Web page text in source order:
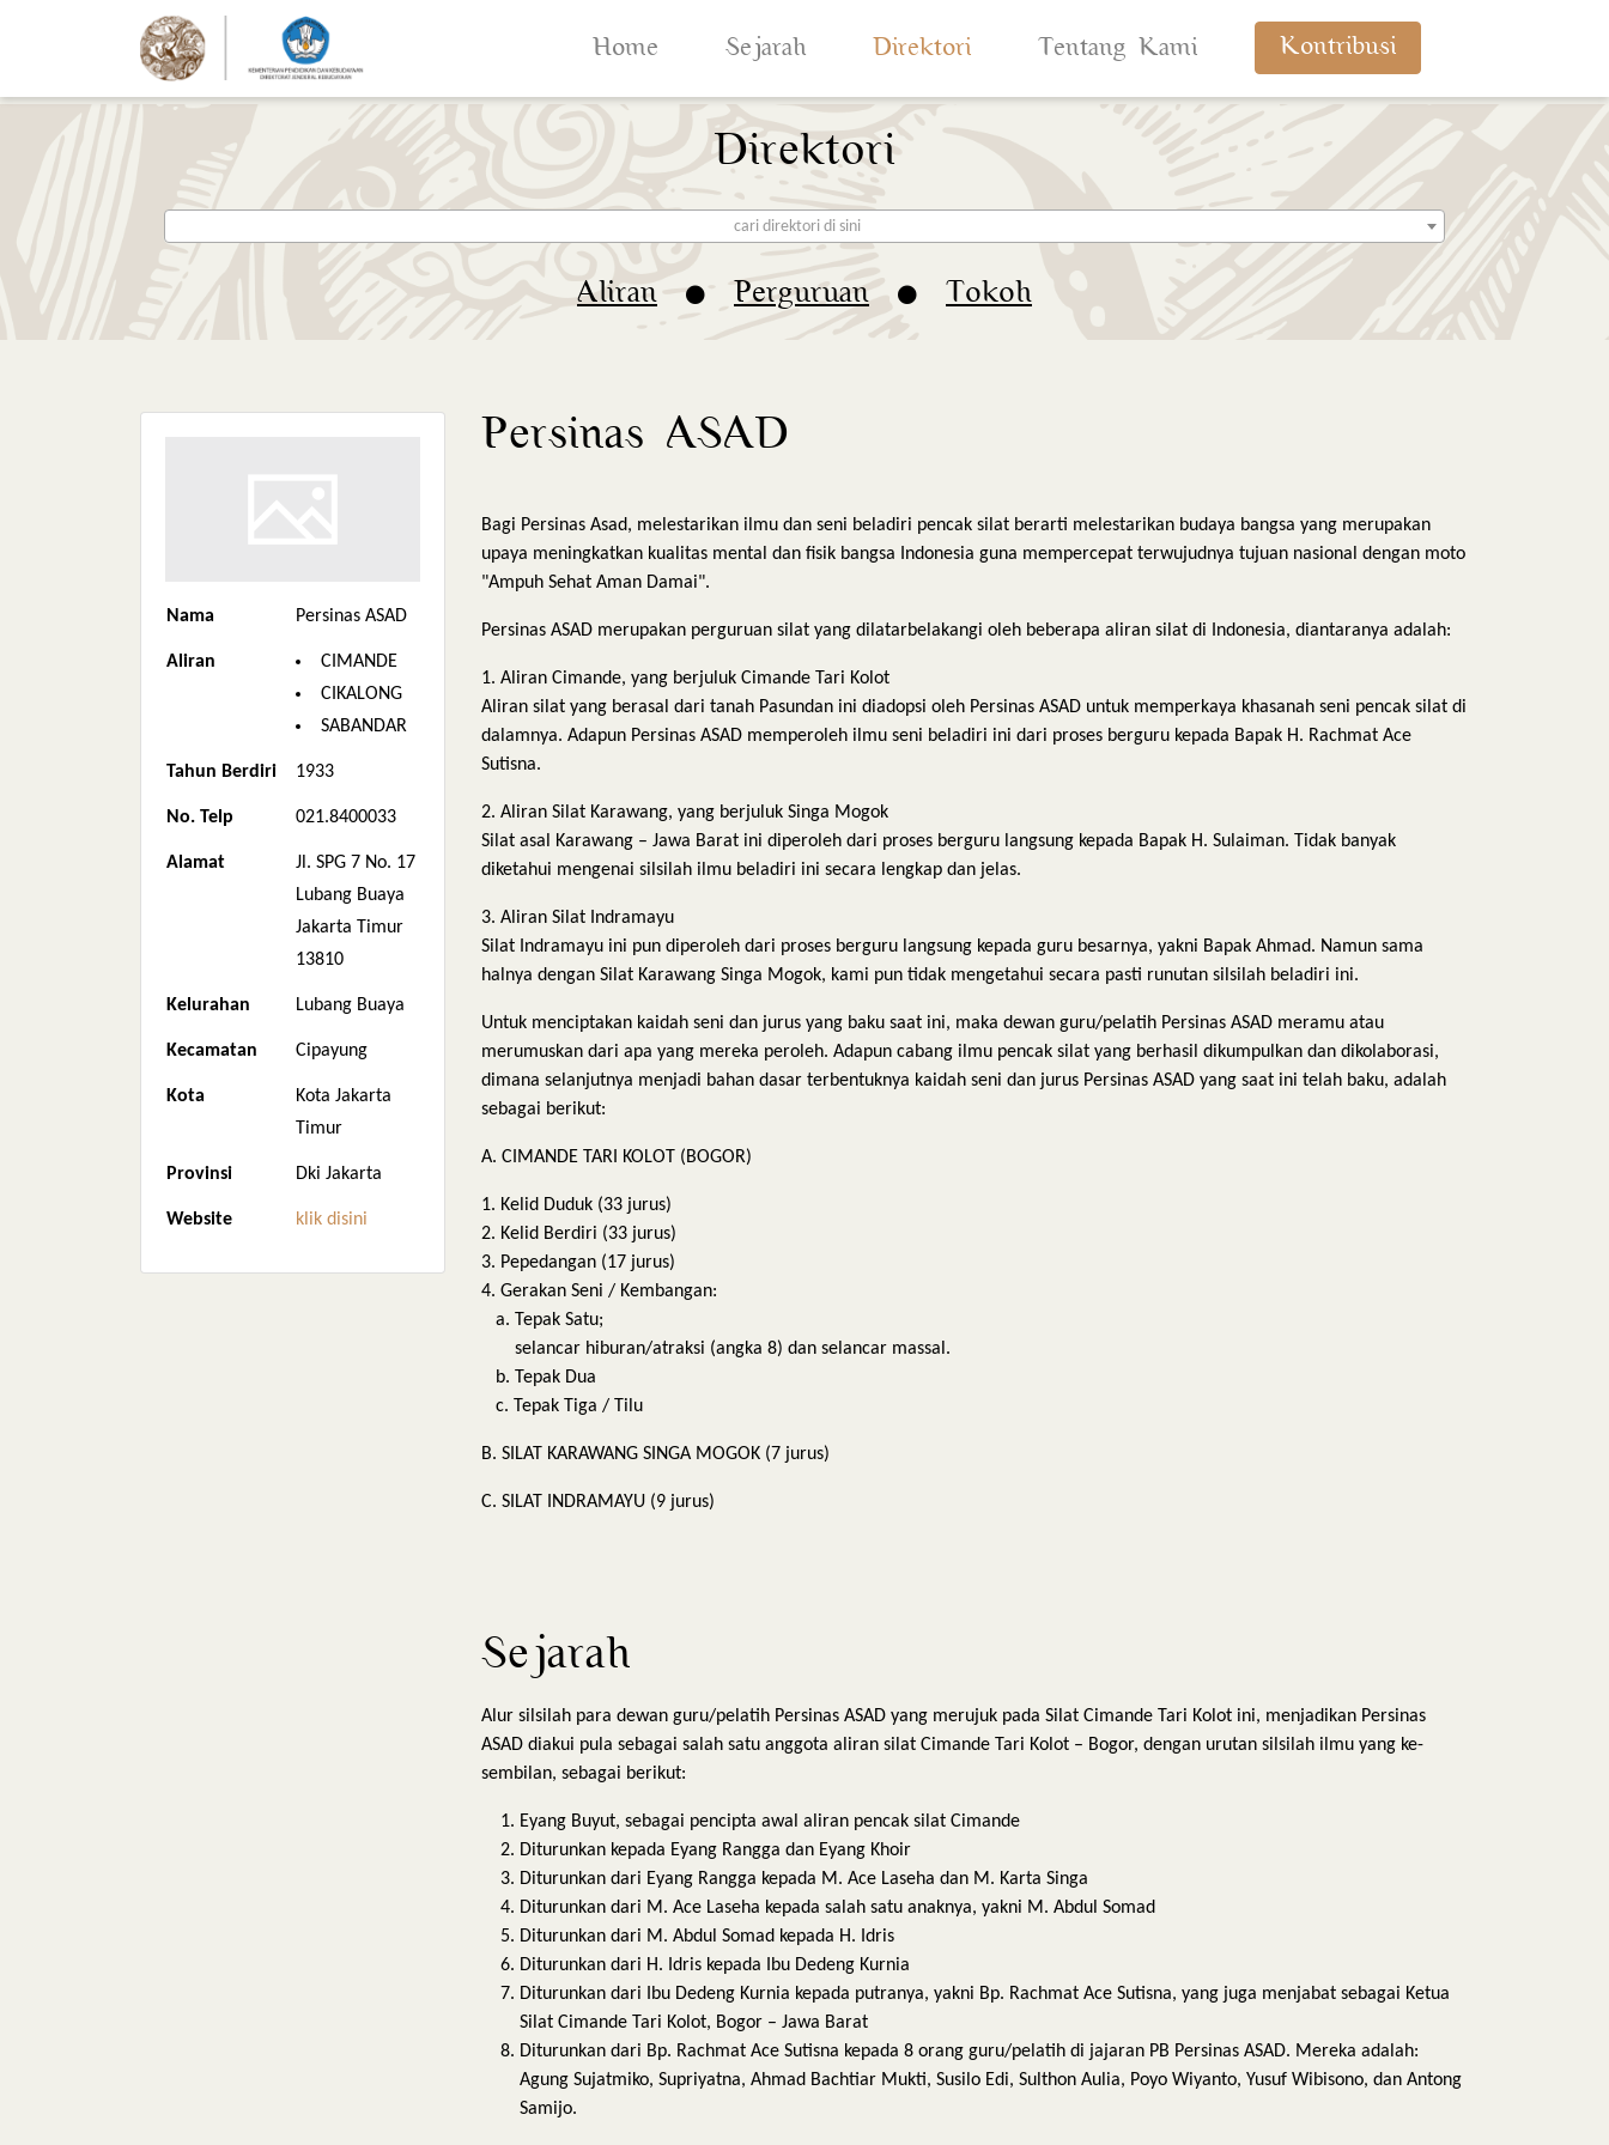
Home Sejarah Direktori Tentang Kami Kontribusi
Direktori
cari direktori di sini
Aliran Perguruan Tokoh
Nama Persinas ASAD
Aliran
CIMANDE
CIKALONG
SABANDAR
Tahun Berdiri 1933
No. Telp 021.8400033
Alamat
Jl. SPG 7 No. 17
Lubang Buaya
Jakarta Timur
13810
Kelurahan Lubang Buaya
Kecamatan Cipayung
Kota
Kota Jakarta
Timur
Provinsi Dki Jakarta
Website klik disini
Persinas ASAD
Bagi Persinas Asad, melestarikan ilmu dan seni beladiri pencak silat berarti melestarikan budaya bangsa yang merupakan
upaya meningkatkan kualitas mental dan fisik bangsa Indonesia guna mempercepat terwujudnya tujuan nasional dengan moto
"Ampuh Sehat Aman Damai".
Persinas ASAD merupakan perguruan silat yang dilatarbelakangi oleh beberapa aliran silat di Indonesia, diantaranya adalah:
1. Aliran Cimande, yang berjuluk Cimande Tari Kolot
Aliran silat yang berasal dari tanah Pasundan ini diadopsi oleh Persinas ASAD untuk memperkaya khasanah seni pencak silat di
dalamnya. Adapun Persinas ASAD memperoleh ilmu seni beladiri ini dari proses berguru kepada Bapak H. Rachmat Ace
Sutisna.
2. Aliran Silat Karawang, yang berjuluk Singa Mogok
Silat asal Karawang – Jawa Barat ini diperoleh dari proses berguru langsung kepada Bapak H. Sulaiman. Tidak banyak
diketahui mengenai silsilah ilmu beladiri ini secara lengkap dan jelas.
3. Aliran Silat Indramayu
Silat Indramayu ini pun diperoleh dari proses berguru langsung kepada guru besarnya, yakni Bapak Ahmad. Namun sama
halnya dengan Silat Karawang Singa Mogok, kami pun tidak mengetahui secara pasti runutan silsilah beladiri ini.
Untuk menciptakan kaidah seni dan jurus yang baku saat ini, maka dewan guru/pelatih Persinas ASAD meramu atau
merumuskan dari apa yang mereka peroleh. Adapun cabang ilmu pencak silat yang berhasil dikumpulkan dan dikolaborasi,
dimana selanjutnya menjadi bahan dasar terbentuknya kaidah seni dan jurus Persinas ASAD yang saat ini telah baku, adalah
sebagai berikut:
A. CIMANDE TARI KOLOT (BOGOR)
1. Kelid Duduk (33 jurus)
2. Kelid Berdiri (33 jurus)
3. Pepedangan (17 jurus)
4. Gerakan Seni / Kembangan:
a. Tepak Satu;
selancar hiburan/atraksi (angka 8) dan selancar massal.
b. Tepak Dua
c. Tepak Tiga / Tilu
B. SILAT KARAWANG SINGA MOGOK (7 jurus)
C. SILAT INDRAMAYU (9 jurus)
Sejarah
Alur silsilah para dewan guru/pelatih Persinas ASAD yang merujuk pada Silat Cimande Tari Kolot ini, menjadikan Persinas
ASAD diakui pula sebagai salah satu anggota aliran silat Cimande Tari Kolot – Bogor, dengan urutan silsilah ilmu yang ke-
sembilan, sebagai berikut:
Eyang Buyut, sebagai pencipta awal aliran pencak silat Cimande
Diturunkan kepada Eyang Rangga dan Eyang Khoir
Diturunkan dari Eyang Rangga kepada M. Ace Laseha dan M. Karta Singa
Diturunkan dari M. Ace Laseha kepada salah satu anaknya, yakni M. Abdul Somad
Diturunkan dari M. Abdul Somad kepada H. Idris
Diturunkan dari H. Idris kepada Ibu Dedeng Kurnia
Diturunkan dari Ibu Dedeng Kurnia kepada putranya, yakni Bp. Rachmat Ace Sutisna, yang juga menjabat sebagai Ketua
Silat Cimande Tari Kolot, Bogor – Jawa Barat
Diturunkan dari Bp. Rachmat Ace Sutisna kepada 8 orang guru/pelatih di jajaran PB Persinas ASAD. Mereka adalah:
Agung Sujatmiko, Supriyatna, Ahmad Bachtiar Mukti, Susilo Edi, Sulthon Aulia, Poyo Wiyanto, Yusuf Wibisono, dan Antong
Samijo.